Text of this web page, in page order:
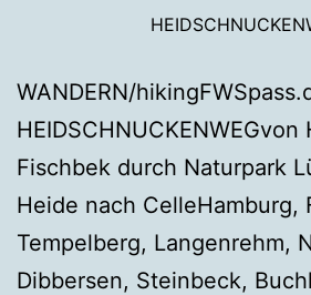
WANDERN/
HEIDSCHNUCKENWEGvon
Fischbek durch Naturpark
Heide nach CelleHamburg,
Tempelberg, Langenrehm,
Dibbersen, Steinbeck,